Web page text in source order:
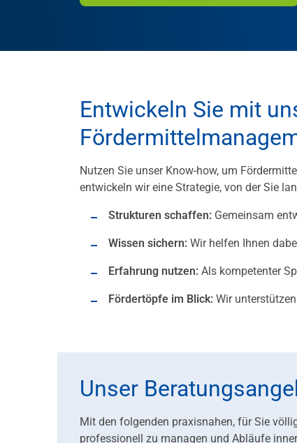
Entwickeln Sie mit
Nutzen Sie unser Know-how, um
entwickeln wir eine Strategie, von der Sie
Strukturen schaffen: Gemeinsam
Wissen sichern: Wir helfen Ihnen
Erfahrung nutzen: Als kompetenter
Fördertöpfe im Blick: Wir
Unser
Mit den folgenden praxisnahen, für Sie
professionell zu managen und Abläufe